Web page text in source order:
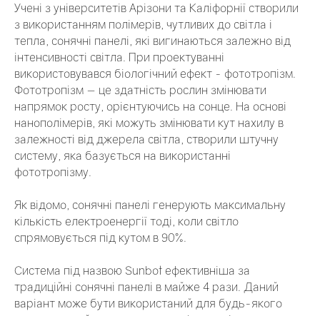
Учені з університетів Арізони та Каліфорнії створили
з використанням полімерів, чутливих до світла і
тепла, сонячні панелі, які вигинаються залежно від
інтенсивності світла. При проектуванні
використовувався біологічний ефект - фототропізм.
Фототропізм — це здатність рослин змінювати
напрямок росту, орієнтуючись на сонце. На основі
нанополімерів, які можуть змінювати кут нахилу в
залежності від джерела світла, створили штучну
систему, яка базується на використанні
фототропізму.
Як відомо, сонячні панелі генерують максимальну
кількість електроенергії тоді, коли світло
спрямовується під кутом в 90%.
Система під назвою Sunbot ефективніша за
традиційні сонячні панелі в майже 4 рази. Даний
варіант може бути використаний для будь-якого